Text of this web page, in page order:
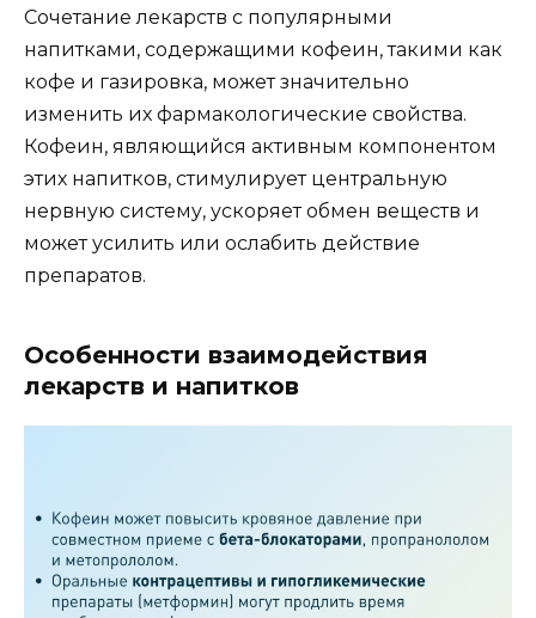
Сочетание лекарств с популярными
напитками, содержащими кофеин, такими как
кофе и газировка, может значительно
изменить их фармакологические свойства.
Кофеин, являющийся активным компонентом
этих напитков, стимулирует центральную
нервную систему, ускоряет обмен веществ и
может усилить или ослабить действие
препаратов.
Особенности взаимодействия
лекарств и напитков